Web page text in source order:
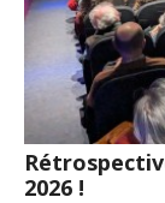
2026 !